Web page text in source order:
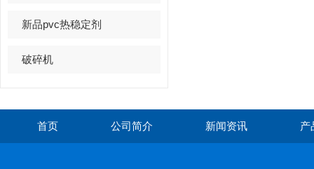
新品pvc热稳定剂
破碎机
首页 公司简介 新闻资讯 产